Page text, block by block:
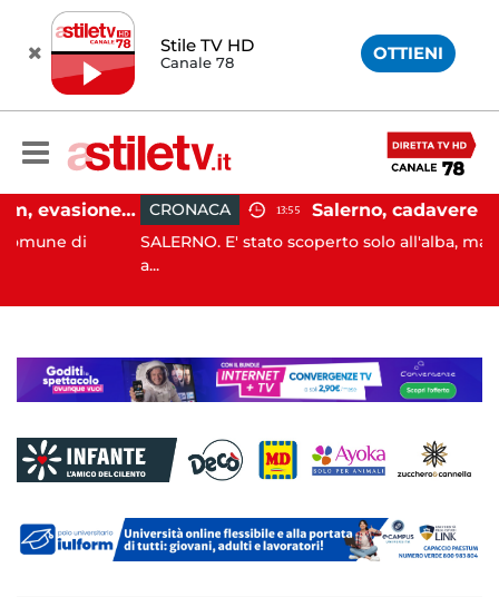
Stile TV HD
Canale 78 OTTIENI
Capaccio Paestum, evasione tassa di soggiorno: scoperte 49 strutture fantasma, elevate 132 sanzioni CRONACA 13:55
SALERNO. E' stato scoperto solo all'alba, ma la sua